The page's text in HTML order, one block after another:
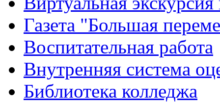
Газета "Большая
Воспитательная работа
Внутренняя система
Библиотека колледжа